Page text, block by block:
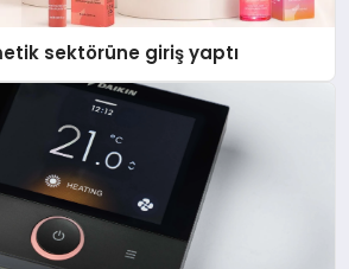
sektörüne giriş yaptı